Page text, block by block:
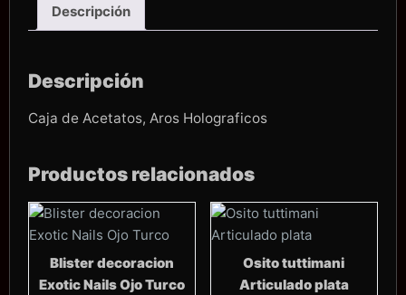
Descripción
Descripción
Caja de Acetatos, Aros Holograficos
Productos relacionados
Blister decoracion
Exotic Nails Ojo Turco
Osito tuttimani
Articulado plata